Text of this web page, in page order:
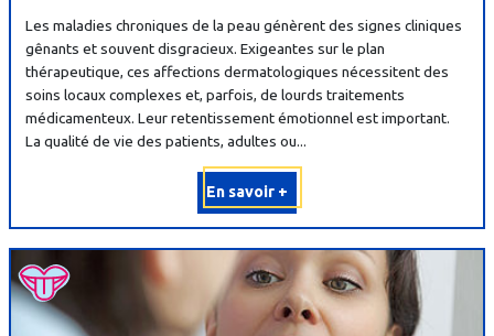
Les maladies chroniques de la peau génèrent des signes cliniques
gênants et souvent disgracieux. Exigeantes sur le plan
thérapeutique, ces affections dermatologiques nécessitent des
soins locaux complexes et, parfois, de lourds traitements
médicamenteux. Leur retentissement émotionnel est important.
La qualité de vie des patients, adultes ou...
En savoir +